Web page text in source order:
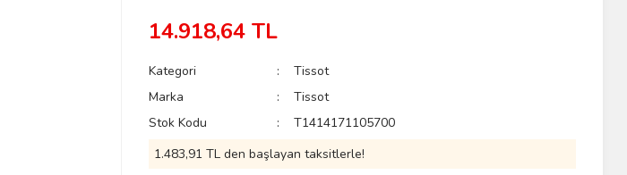
14.918,64 TL
Kategori
Tissot
Marka
Tissot
Stok Kodu
T1414171105700
1.483,91 TL den başlayan taksitlerle!